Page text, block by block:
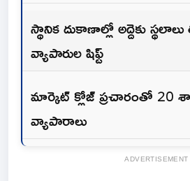
స్థానిక దుకాణాల్లో అద్దెకు
వ్యాపారుల షిఫ్ట్
మార్కెట్ క్లోజ్ ప్రచారంతో 20
వ్యాపారాలు
ADVERTISEMENT